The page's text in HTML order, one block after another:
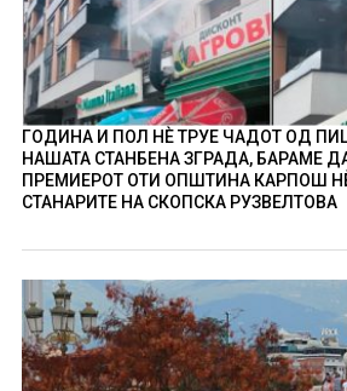
ГОДИНА И ПОЛ НÈ ТРУЕ ЧАДОТ ОД
НАШАТА СТАНБЕНА ЗГРАДА, БАРАМЕ
ПРЕМИЕРОТ ОТИ ОПШТИНА КАРПОШ
СТАНАРИТЕ НА СКОПСКА РУЗВЕЛТОВА